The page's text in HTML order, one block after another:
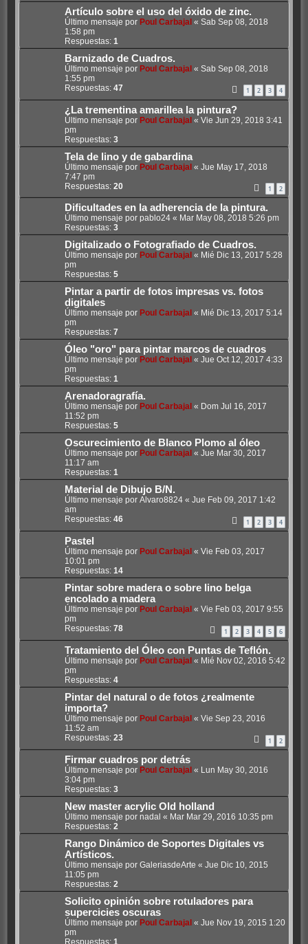
Artículo sobre el uso del óxido de zinc.
Último mensaje por Poul Carbajal« Sab Sep 08, 2018
1:58 pm
Respuestas: 1
Barnizado de Cuadros.
Último mensaje por Poul Carbajal« Sab Sep 08, 2018
1:55 pm
Respuestas: 47 1 2 3 4
¿La trementina amarillea la pintura?
Último mensaje por Poul Carbajal« Vie Jun 29, 2018 3:41
pm
Respuestas: 3
Tela de lino y de gabardina
Último mensaje por Poul Carbajal« Jue May 17, 2018
7:47 pm
Respuestas: 20 1 2
Dificultades en la adherencia de la pintura.
Último mensaje por pablo24« Mar May 08, 2018 5:26 pm
Respuestas: 3
Digitalizado o Fotografiado de Cuadros.
Último mensaje por Poul Carbajal « Mié Dic 13, 2017 5:28
pm
Respuestas: 5
Pintar a partir de fotos impresas vs. fotos
digitales
Último mensaje por Poul Carbajal « Mié Dic 13, 2017 5:14
pm
Respuestas: 7
Óleo "oro" para pintar marcos de cuadros
Último mensaje por Poul Carbajal « Jue Oct 12, 2017 4:33
pm
Respuestas: 1
Arenadoragrafía.
Último mensaje por Poul Carbajal « Dom Jul 16, 2017
11:52 pm
Respuestas: 5
Oscurecimiento de Blanco Plomo al óleo
Último mensaje por Poul Carbajal « Jue Mar 30, 2017
11:17 am
Respuestas: 1
Material de Dibujo B/N.
Último mensaje por Alvaro8824« Jue Feb 09, 2017 1:42
am
Respuestas: 46 1 2 3 4
Pastel
Último mensaje por Poul Carbajal « Vie Feb 03, 2017
10:01 pm
Respuestas: 14
Pintar sobre madera o sobre lino belga
encolado a madera
Último mensaje por Poul Carbajal « Vie Feb 03, 2017 9:55
pm
Respuestas: 78 1 2 3 4 5 6
Tratamiento del Óleo con Puntas de Teflón.
Último mensaje por Poul Carbajal « Mié Nov 02, 2016 5:42
pm
Respuestas: 4
Pintar del natural o de fotos ¿realmente
importa?
Último mensaje por Poul Carbajal « Vie Sep 23, 2016
11:52 am
Respuestas: 23 1 2
Firmar cuadros por detrás
Último mensaje por Poul Carbajal« Lun May 30, 2016
3:04 pm
Respuestas: 3
New master acrylic Old holland
Último mensaje por nadal « Mar Mar 29, 2016 10:35 pm
Respuestas: 2
Rango Dinámico de Soportes Digitales vs
Artísticos.
Último mensaje por GaleriasdeArte « Jue Dic 10, 2015
11:05 pm
Respuestas: 2
Solicito opinión sobre rotuladores para
supercicies oscuras
Último mensaje por Poul Carbajal« Jue Nov 19, 2015 1:20
pm
Respuestas: 1